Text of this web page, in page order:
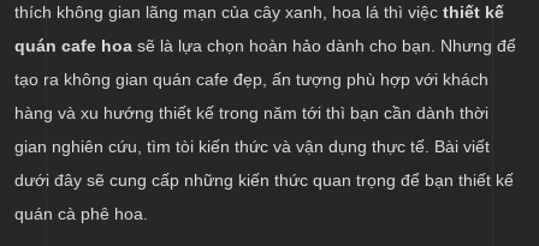
Thiết kế khoảng sân vườn ấn tượng, phù hợp với
không gian thưởng thức cafe
Bố trí hệ thống ánh sáng ấn tượng tạo điểm nhấn
cho không gian
thích không gian lãng mạn của cây xanh, hoa lá thì việc thiết kế
quán cafe hoa sẽ là lựa chọn hoàn hảo dành cho bạn. Nhưng để
tạo ra không gian quán cafe đẹp, ấn tượng phù hợp với khách
hàng và xu hướng thiết kế trong năm tới thì bạn cần dành thời
gian nghiên cứu, tìm tòi kiến thức và vận dụng thực tế. Bài viết
dưới đây sẽ cung cấp những kiến thức quan trọng để bạn thiết kế
quán cà phê hoa.